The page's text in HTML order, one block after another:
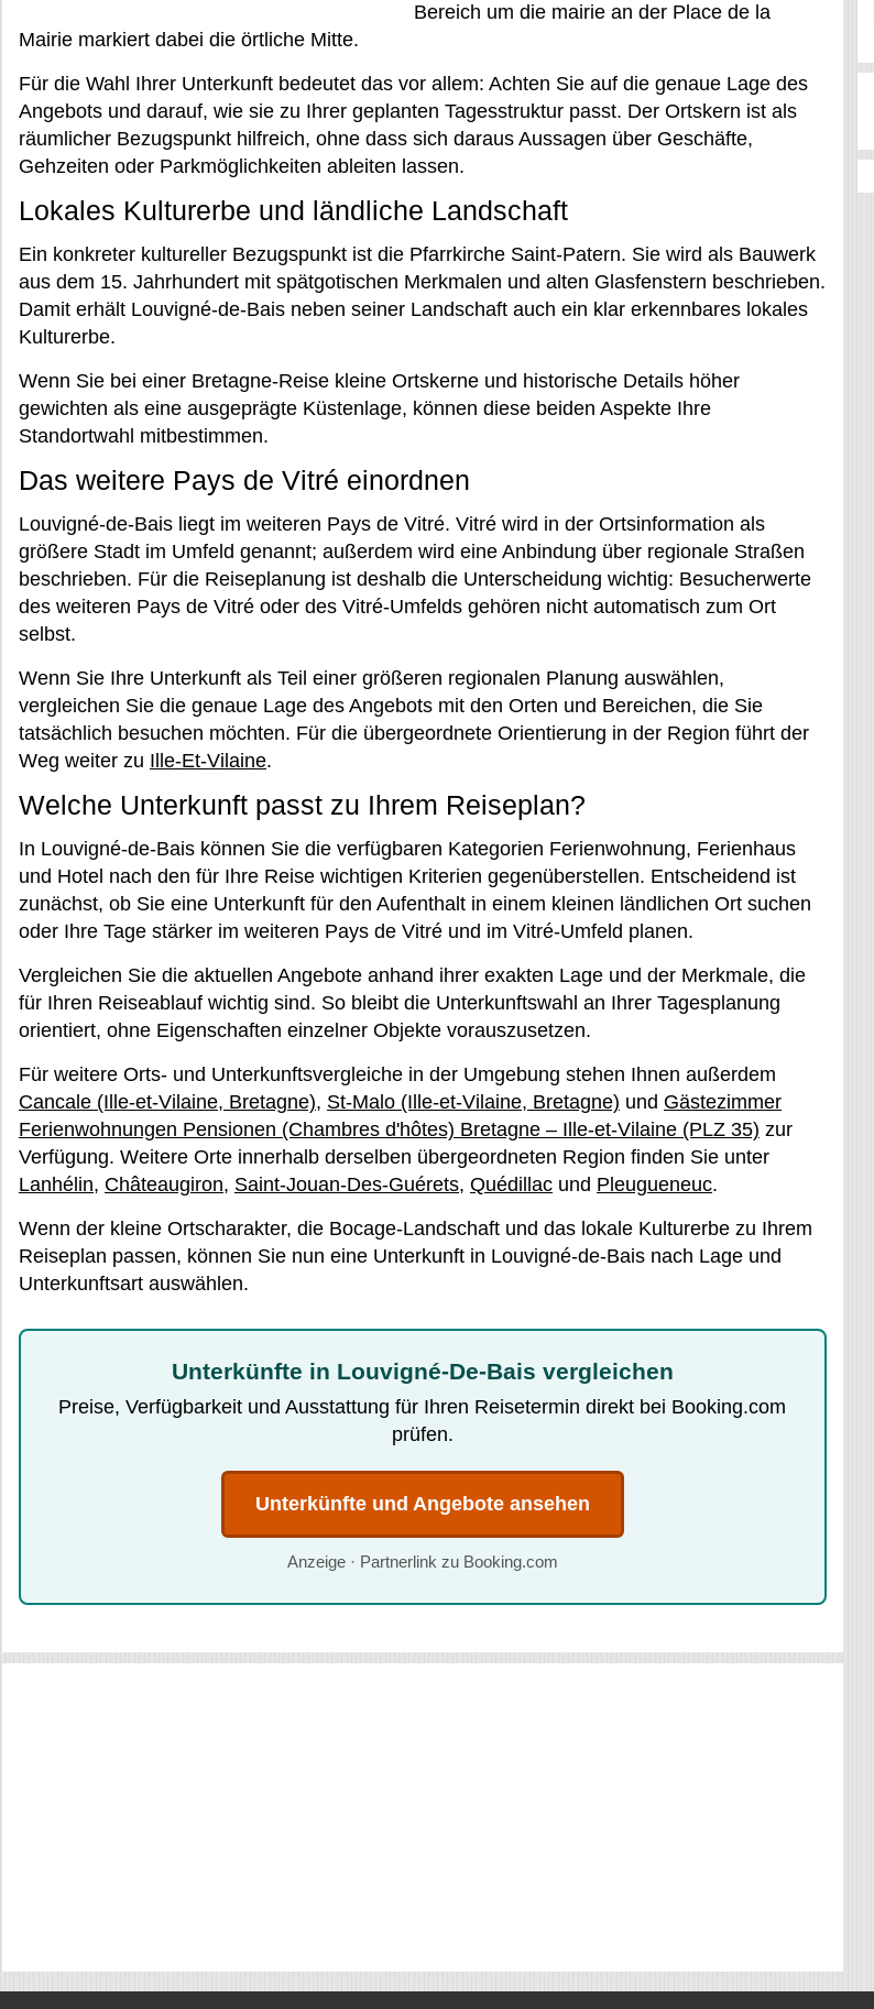
Bereich um die mairie an der Place de la
Mairie markiert dabei die örtliche Mitte.
Für die Wahl Ihrer Unterkunft bedeutet das vor allem: Achten Sie auf die genaue Lage des
Angebots und darauf, wie sie zu Ihrer geplanten Tagesstruktur passt. Der Ortskern ist als
räumlicher Bezugspunkt hilfreich, ohne dass sich daraus Aussagen über Geschäfte,
Gehzeiten oder Parkmöglichkeiten ableiten lassen.
Lokales Kulturerbe und ländliche Landschaft
Ein konkreter kultureller Bezugspunkt ist die Pfarrkirche Saint-Patern. Sie wird als Bauwerk
aus dem 15. Jahrhundert mit spätgotischen Merkmalen und alten Glasfenstern beschrieben.
Damit erhält Louvigné-de-Bais neben seiner Landschaft auch ein klar erkennbares lokales
Kulturerbe.
Wenn Sie bei einer Bretagne-Reise kleine Ortskerne und historische Details höher
gewichten als eine ausgeprägte Küstenlage, können diese beiden Aspekte Ihre
Standortwahl mitbestimmen.
Das weitere Pays de Vitré einordnen
Louvigné-de-Bais liegt im weiteren Pays de Vitré. Vitré wird in der Ortsinformation als
größere Stadt im Umfeld genannt; außerdem wird eine Anbindung über regionale Straßen
beschrieben. Für die Reiseplanung ist deshalb die Unterscheidung wichtig: Besucherwerte
des weiteren Pays de Vitré oder des Vitré-Umfelds gehören nicht automatisch zum Ort
selbst.
Wenn Sie Ihre Unterkunft als Teil einer größeren regionalen Planung auswählen,
vergleichen Sie die genaue Lage des Angebots mit den Orten und Bereichen, die Sie
tatsächlich besuchen möchten. Für die übergeordnete Orientierung in der Region führt der
Weg weiter zu Ille-Et-Vilaine.
Welche Unterkunft passt zu Ihrem Reiseplan?
In Louvigné-de-Bais können Sie die verfügbaren Kategorien Ferienwohnung, Ferienhaus
und Hotel nach den für Ihre Reise wichtigen Kriterien gegenüberstellen. Entscheidend ist
zunächst, ob Sie eine Unterkunft für den Aufenthalt in einem kleinen ländlichen Ort suchen
oder Ihre Tage stärker im weiteren Pays de Vitré und im Vitré-Umfeld planen.
Vergleichen Sie die aktuellen Angebote anhand ihrer exakten Lage und der Merkmale, die
für Ihren Reiseablauf wichtig sind. So bleibt die Unterkunftswahl an Ihrer Tagesplanung
orientiert, ohne Eigenschaften einzelner Objekte vorauszusetzen.
Für weitere Orts- und Unterkunftsvergleiche in der Umgebung stehen Ihnen außerdem
Cancale (Ille-et-Vilaine, Bretagne), St-Malo (Ille-et-Vilaine, Bretagne) und Gästezimmer
Ferienwohnungen Pensionen (Chambres d'hôtes) Bretagne – Ille-et-Vilaine (PLZ 35) zur
Verfügung. Weitere Orte innerhalb derselben übergeordneten Region finden Sie unter
Lanhélin, Châteaugiron, Saint-Jouan-Des-Guérets, Quédillac und Pleugueneuc.
Wenn der kleine Ortscharakter, die Bocage-Landschaft und das lokale Kulturerbe zu Ihrem
Reiseplan passen, können Sie nun eine Unterkunft in Louvigné-de-Bais nach Lage und
Unterkunftsart auswählen.
Unterkünfte in Louvigné-De-Bais vergleichen
Preise, Verfügbarkeit und Ausstattung für Ihren Reisetermin direkt bei Booking.com
prüfen.
Unterkünfte und Angebote ansehen
Anzeige · Partnerlink zu Booking.com